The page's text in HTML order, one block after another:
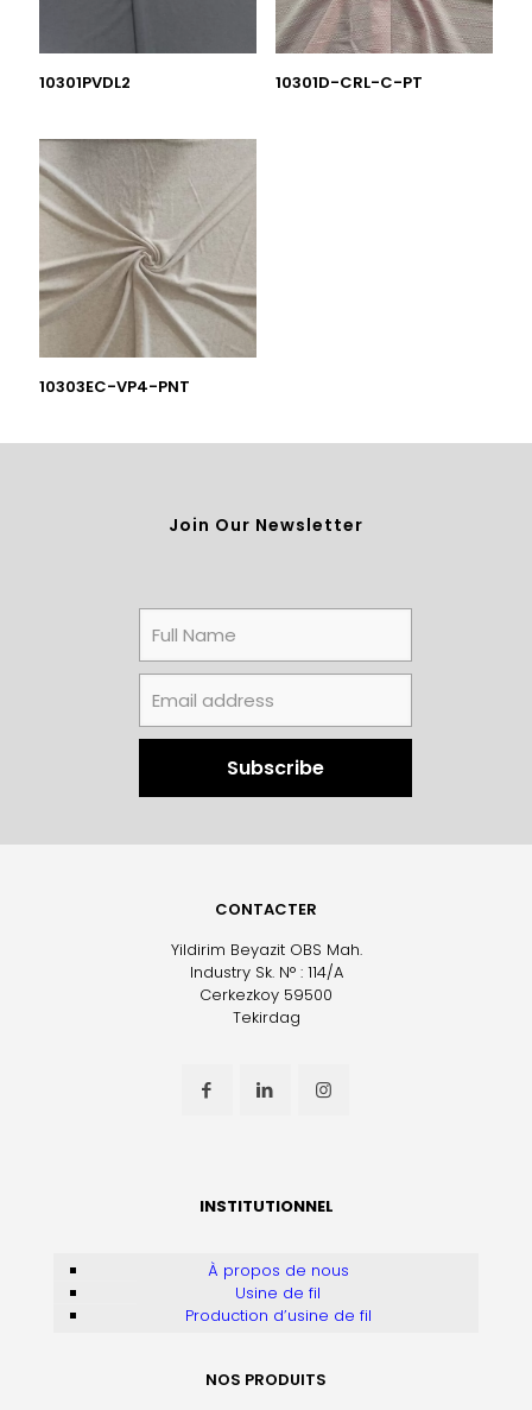
10301PVDL2 10301D-CRL-C-PT
10303EC-VP4-PNT
Join Our Newsletter
CONTACTER
Yildirim Beyazit OBS Mah.
Industry Sk. N° : 114/A
Cerkezkoy 59500
Tekirdag
INSTITUTIONNEL
À propos de nous
Usine de fil
Production d’usine de fil
NOS PRODUITS